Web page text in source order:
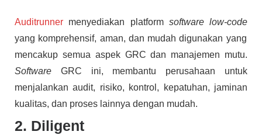
Auditrunner menyediakan platform software low-code
yang komprehensif, aman, dan mudah digunakan yang
mencakup semua aspek GRC dan manajemen mutu.
Software GRC ini, membantu perusahaan untuk
menjalankan audit, risiko, kontrol, kepatuhan, jaminan
kualitas, dan proses lainnya dengan mudah.
2. Diligent